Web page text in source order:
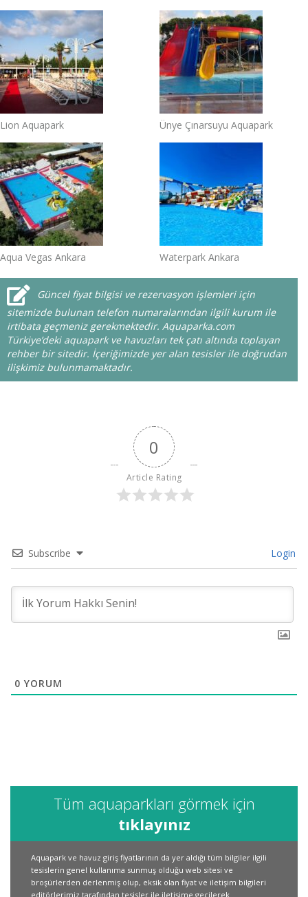
Lion Aquapark Ünye Çınarsuyu Aquapark
Aqua Vegas Ankara Waterpark Ankara
Güncel fiyat bilgisi ve rezervasyon işlemleri için
sitemizde bulunan telefon numaralarından ilgili kurum ile
irtibata geçmeniz gerekmektedir. Aquaparka.com
Türkiye’deki aquapark ve havuzları tek çatı altında toplayan
rehber bir sitedir. İçeriğimizde yer alan tesisler ile doğrudan
ilişkimiz bulunmamaktadır.
0
Article Rating
Subscribe Login
0 YORUM
Tüm aquaparkları görmek için
tıklayınız
Aquapark ve havuz giriş fiyatlarının da yer aldığı tüm bilgiler ilgili
tesislerin genel kullanıma sunmuş olduğu web sitesi ve
broşürlerden derlenmiş olup, eksik olan fiyat ve iletişim bilgileri
editörlerimiz tarafından tesisler ile iletişime geçilerek